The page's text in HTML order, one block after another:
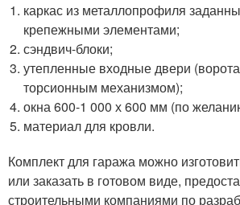
каркас из металлопрофиля
крепежными элементами;
сэндвич-блоки;
утепленные входные двери
торсионным механизмом);
окна 600-1 000 х 600 мм (по
материал для кровли.
Комплект для гаража можно
или заказать в готовом виде,
строительными компаниями по